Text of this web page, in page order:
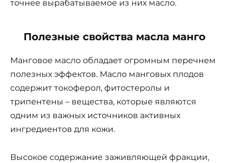
точнее вырабатываемое из них масло.
Полезные свойства масла манго
Манговое масло обладает огромным перечнем
полезных эффектов. Масло манговых плодов
содержит токоферол, фитостеролы и
трипентены – вещества, которые являются
одним из важных источников активных
ингредиентов для кожи.
Высокое содержание заживляющей фракции,